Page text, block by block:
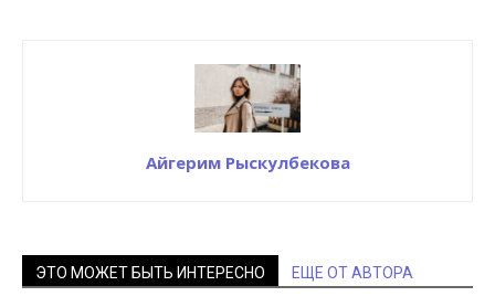
Айгерим Рыскулбекова
ЭТО МОЖЕТ БЫТЬ ИНТЕРЕСНО ЕЩЕ ОТ АВТОРА